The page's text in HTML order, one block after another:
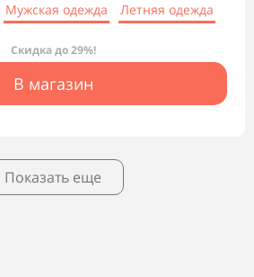
Мужская одежда Летняя одежда
Скидка до 29%!
В магазин
Показать еще